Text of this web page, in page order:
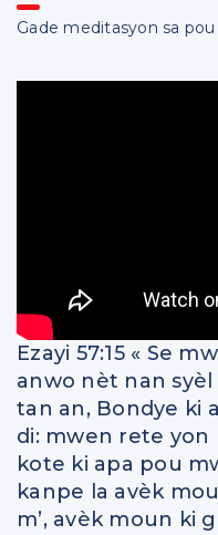
Gade meditasyon sa
Ezayi 57:15 « Se
anwo nèt nan
tan an, Bondye ki
di: mwen rete yon
kote ki apa pou
kanpe la avèk
m’, avèk moun ki